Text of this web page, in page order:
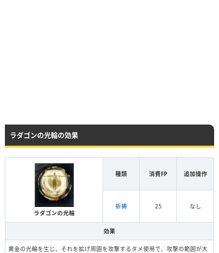
ラダゴンの光輪の効果
ラダゴンの光輪
種類 消費FP 追加操作
祈祷 25 なし
効果
黄金の光輪を生じ、それを拡げ周囲を攻撃するタメ使用で、攻撃の範囲が大